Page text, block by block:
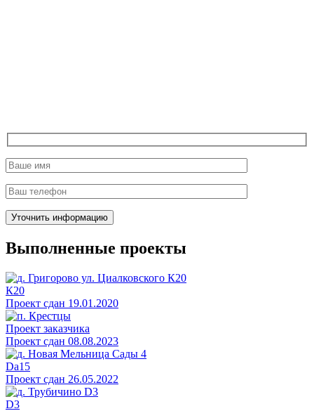
Выполненные проекты
К20
Проект сдан 19.01.2020
Проект заказчика
Проект сдан 08.08.2023
Da15
Проект сдан 26.05.2022
D3